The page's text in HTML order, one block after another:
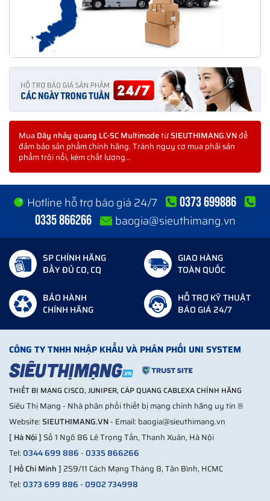
MuaDây nhảy quang LC-SC MultimodetừSIEUTHIMANG.VNđể
đảm bảo sản phẩm chính hãng. Tránh nguy cơ mua phải sản
phẩm trôi nổi, kém chất lượng...
Hotline hỗ trợ báo giá 24/7
0373 699886
0335 866266
baogia@sieuthimang.vn
SP CHÍNH HÃNG
ĐẦY ĐỦ CO, CQ
GIAO HÀNG
TOÀN QUỐC
BẢO HÀNH
CHÍNH HÃNG
HỖ TRỢ KỸ THUẬT
BÁO GIÁ 24/7
CÔNG TY TNHH NHẬP KHẨU VÀ PHÂN PHỐI UNI SYSTEM
THIẾT BỊ MẠNG CISCO, JUNIPER, CÁP QUANG CABLEXA CHÍNH HÃNG
Siêu Thị Mạng - Nhà phân phối thiết bị mạng chính hãng uy tín ®
Website:SIEUTHIMANG.VN- Email: baogia@sieuthimang.vn
[ Hà Nội ] Số 1 Ngõ 86 Lê Trọng Tấn, Thanh Xuân, Hà Nội
Tel:0344 699 886-0335 866266
[ Hồ Chí Minh ] 259/11 Cách Mạng Tháng 8, Tân Bình, HCMC
Tel:0373 699 886-0902 734998